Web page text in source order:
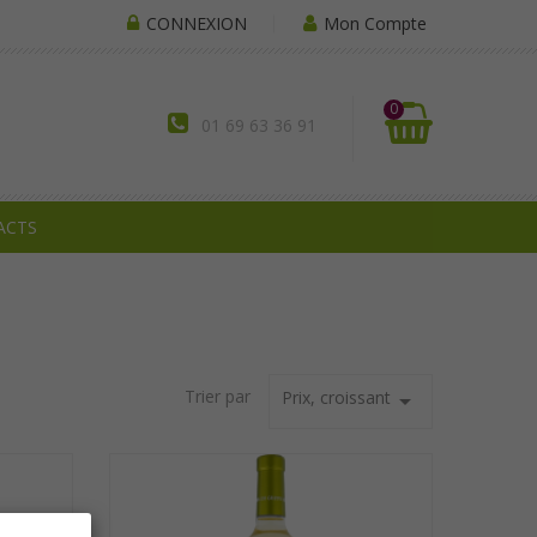
CONNEXION Mon Compte
01 69 63 36 91
0
Trier par Prix, croissant arrow_drop_down